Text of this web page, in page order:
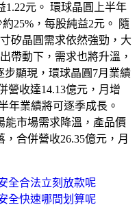
1.22元。 環球晶圓上半年
25%，每股純益2元。 隨
矽晶圓需求依然強勁，大
帶動下，需求也將升溫，
步顯現，環球晶圓7月業績
營收達14.13億元，月增
年業績將可逐季成長。
能市場需求降溫，產品價
合併營收26.35億元，月
全合法立刻放款呢
全快速哪間划算呢